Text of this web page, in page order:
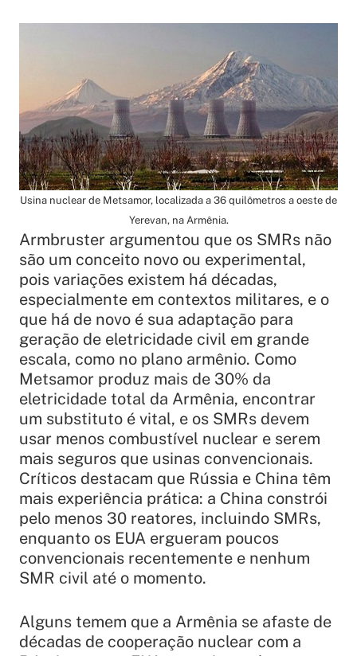
Usina nuclear de Metsamor, localizada a 36 quilômetros a oeste de
Yerevan, na Armênia.
Armbruster argumentou que os SMRs não
são um conceito novo ou experimental,
pois variações existem há décadas,
especialmente em contextos militares, e o
que há de novo é sua adaptação para
geração de eletricidade civil em grande
escala, como no plano armênio. Como
Metsamor produz mais de 30% da
eletricidade total da Armênia, encontrar
um substituto é vital, e os SMRs devem
usar menos combustível nuclear e serem
mais seguros que usinas convencionais.
Críticos destacam que Rússia e China têm
mais experiência prática: a China constrói
pelo menos 30 reatores, incluindo SMRs,
enquanto os EUA ergueram poucos
convencionais recentemente e nenhum
SMR civil até o momento.​
Alguns temem que a Armênia se afaste de
décadas de cooperação nuclear com a